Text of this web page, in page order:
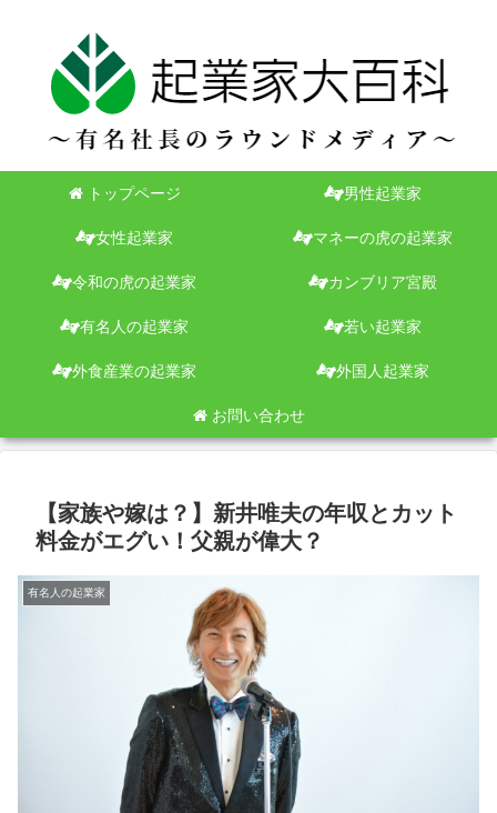
トップページ 男性起業家
女性起業家 マネーの虎の起業家
令和の虎の起業家 カンブリア宮殿
有名人の起業家 若い起業家
外食産業の起業家 外国人起業家
お問い合わせ
【家族や嫁は？】新井唯夫の年収とカット
料金がエグい！父親が偉大？
有名人の起業家